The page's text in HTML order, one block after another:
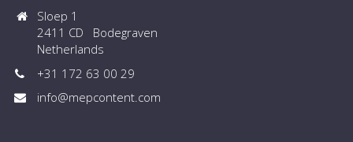
Sloep 1
2411 CD Bodegraven
Netherlands
+31 172 63 00 29
info@mepcontent.com